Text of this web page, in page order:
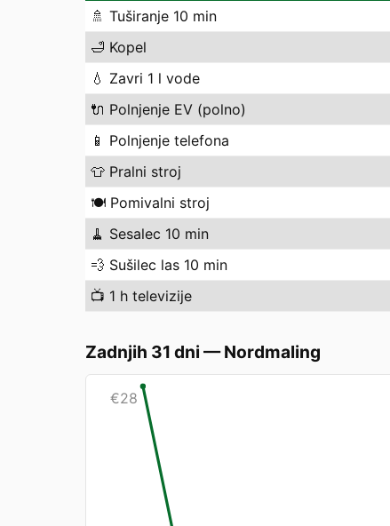
🚿 Tuširanje 10 min
🛁 Kopel
💧 Zavri 1 l vode
🔌 Polnjenje EV (polno)
📱 Polnjenje telefona
👕 Pralni stroj
🍽️ Pomivalni stroj
🧹 Sesalec 10 min
💨 Sušilec las 10 min
📺 1 h televizije
Zadnjih 31 dni —Nordmaling
€28